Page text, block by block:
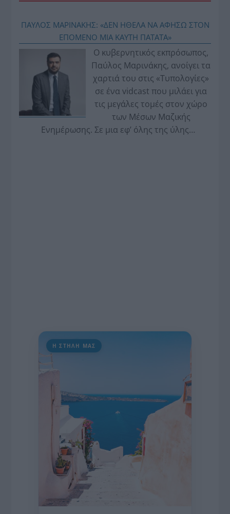
ΠΑΥΛΟΣ ΜΑΡΙΝΑΚΗΣ: «ΔΕΝ ΗΘΕΛΑ ΝΑ ΑΦΗΣΩ ΣΤΟΝ
ΕΠΟΜΕΝΟ ΜΙΑ ΚΑΥΤΗ ΠΑΤΑΤΑ»
Ο κυβερνητικός εκπρόσωπος,
Παύλος Μαρινάκης, ανοίγει τα
χαρτιά του στις «Τυπολογίες»
σε ένα vidcast που μιλάει για
τις μεγάλες τομές στον χώρο
των Μέσων Μαζικής
Ενημέρωσης. Σε μια εφ’ όλης της ύλης
Η ΣΤΗΛΗ ΜΑΣ